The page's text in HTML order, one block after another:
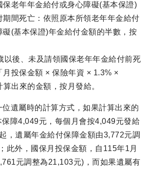
保老年年金給付或身心障礙(基本保證)
期間死亡：依照原本所領老年年金給付
礙(基本保證)年金給付金額的半數，按
以後、未及請領國保老年年金給付前死
月投保金額 × 保險年資 × 1.3% ×
算出來的金額，按月發給。
位遺屬時的計算方式，如果計算出來的
障4,049元，每個月會按4,049元發給
，遺屬年金給付保障金額由3,772元調
此外，國保月投保金額，自115年1月
元調整為21,103元)，而如果遺屬有